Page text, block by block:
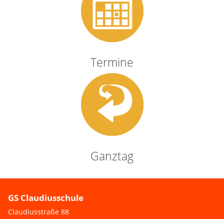
Termine
Ganztag
GS Claudiusschule
Claudiusstraße 88